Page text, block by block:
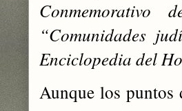
Conmemorativo
“Comunidades
Enciclopedia del
Aunque los